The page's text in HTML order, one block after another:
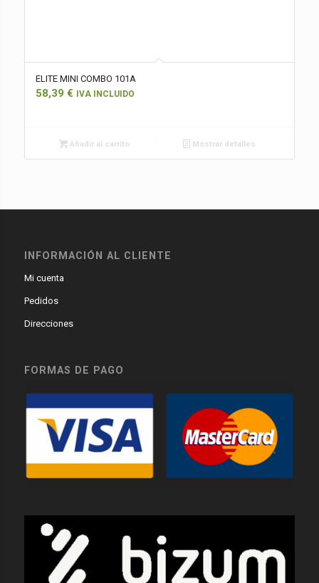
ELITE MINI COMBO 101A
58,39 € IVA INCLUIDO
Añadir al carrito Mostrar detalles
INFORMACIÓN AL CLIENTE
Mi cuenta
Pedidos
Direcciones
FORMAS DE PAGO